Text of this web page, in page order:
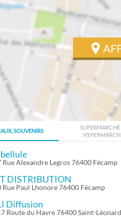
VERS DESMET FREDERIC À
SOUVENIRS
SUPERMARCHÉ
Rue Alexandre Legros 76400 Fécamp
DISTRIBUTION
Rue Paul Lhonore 76400 Fécamp
Diffusion
Route du Havre 76400 Saint-Léonard